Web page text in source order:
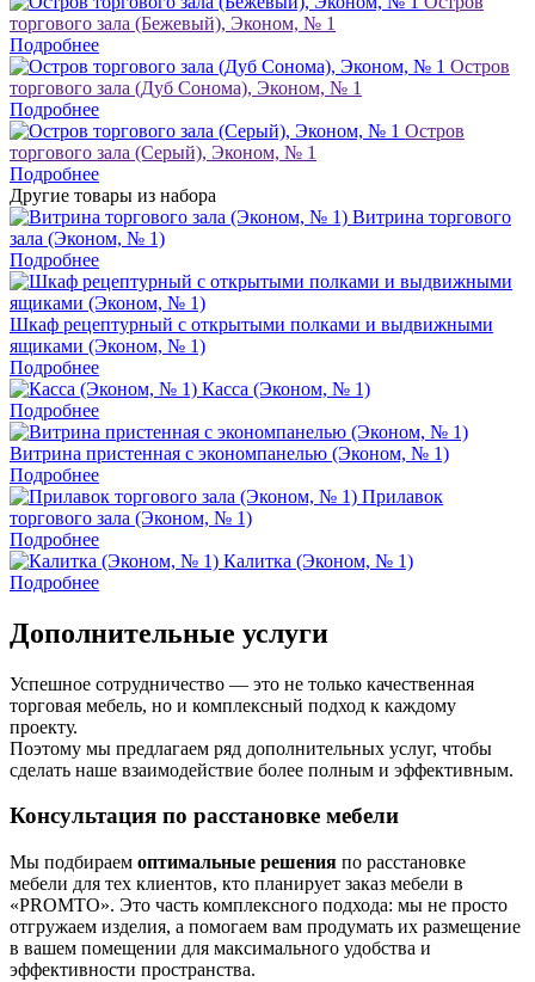
торгового зала (Бежевый), Эконом, № 1
Подробнее
Остров
торгового зала (Дуб Сонома), Эконом, № 1
Подробнее
Остров
торгового зала (Серый), Эконом, № 1
Подробнее
Другие товары из набора
Витрина торгового
зала (Эконом, № 1)
Подробнее
Шкаф рецептурный с открытыми полками и выдвижными
ящиками (Эконом, № 1)
Подробнее
Касса (Эконом, № 1)
Подробнее
Витрина пристенная с экономпанелью (Эконом, № 1)
Подробнее
Прилавок
торгового зала (Эконом, № 1)
Подробнее
Калитка (Эконом, № 1)
Подробнее
Дополнительные услуги
Успешное сотрудничество — это не только качественная
торговая мебель, но и комплексный подход к каждому
проекту.
Поэтому мы предлагаем ряд дополнительных услуг, чтобы
сделать наше взаимодействие более полным и эффективным.
Консультация по расстановке мебели
Мы подбираем оптимальные решения по расстановке
мебели для тех клиентов, кто планирует заказ мебели в
«PROMTO». Это часть комплексного подхода: мы не просто
отгружаем изделия, а помогаем вам продумать их размещение
в вашем помещении для максимального удобства и
эффективности пространства.